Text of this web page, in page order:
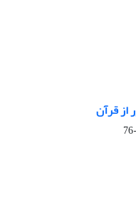
از قرآن